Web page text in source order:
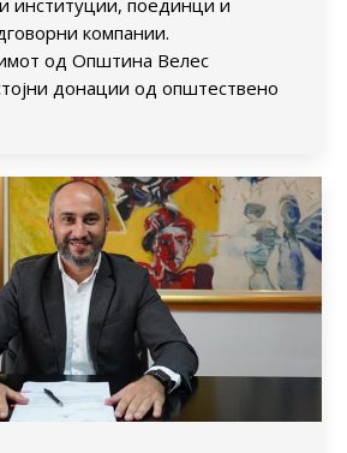
компании.
од Општина Велес
донации од општествено